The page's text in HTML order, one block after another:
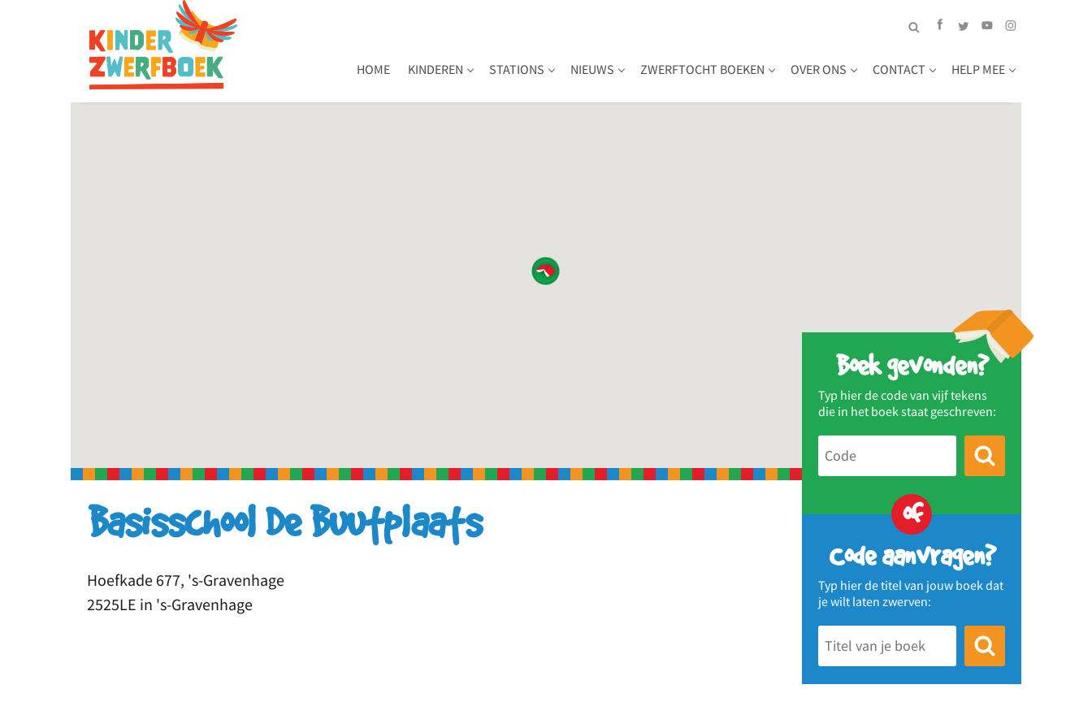
HOME KINDEREN STATIONS NIEUWS ZWERFTOCHT BOEKEN OVER ONS CONTACT HELP MEE
Boek gevonden?
Typ hier de code van vijf tekens
die in het boek staat geschreven:
of
Code aanvragen?
Typ hier de titel van jouw boek dat
je wilt laten zwerven:
Basisschool De Buutplaats
Hoefkade 677, 's-Gravenhage
2525LE in 's-Gravenhage